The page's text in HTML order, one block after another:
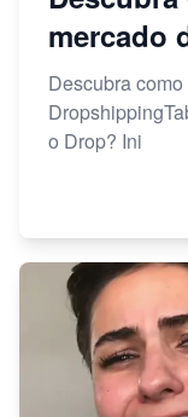
mercado
Descubra
o Drop? Ini